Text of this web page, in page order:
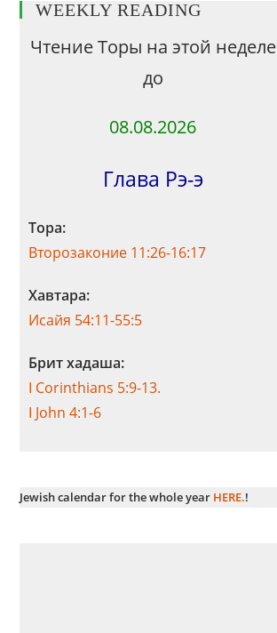
WEEKLY READING
Чтение Торы на этой неделе
до
08.08.2026
Глава Рэ-э
Тора:
Второзаконие 11:26-16:17
Хавтара:
Исайя 54:11-55:5
Брит хадаша:
I Corinthians 5:9-13.
I John 4:1-6
Jewish calendar for the whole year HERE.!